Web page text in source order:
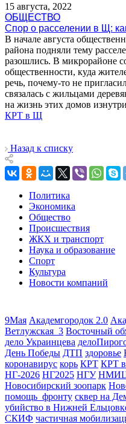
15 августа, 2022
ОБЩЕСТВО
Спор о расселении в Щ:
В начале августа
района подняли тему
разошлись. В микрорайоне
общественности, куда
речь, почему-то не
связалась с жильцами
на жизнь этих домов
КРТ в Щ
Назад к списку
Политика
Экономика
Общество
Происшествия
ЖКХ и транспорт
Наука и образование
Спорт
Культура
Новости компаний
9Мая Академгородок 2.0
Ветлужская_3 Восточный
дело Украинцева
День Победы ДТП здоровье
коронавирус корь КРТ КРТ
НГ-2026 НГ2025 НГУ НМИЦ
Новосибирский зоопарк
помощь_фронту сквер на
убийство в Нижней
СКИФ частичная